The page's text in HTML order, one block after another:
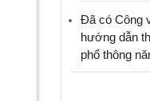
Đã có Công
hướng dẫn
phổ thông